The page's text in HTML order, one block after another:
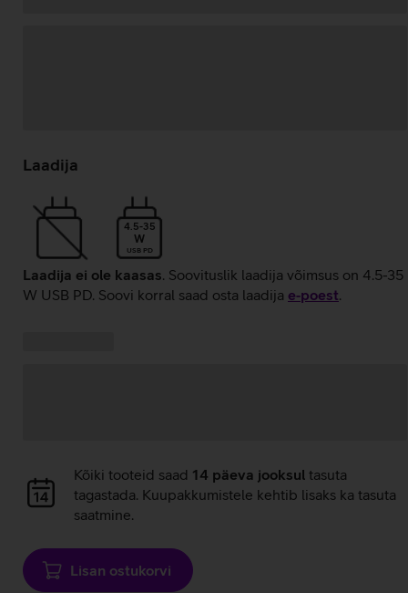
laadimine
Laadija
4.5-35
W
USB PD
Laadija ei ole kaasas. Soovituslik laadija võimsus on 4.5-35
W USB PD. Soovi korral saad osta laadija e‑poest.
Andmete
laadimine
Kõiki tooteid saad 14 päeva jooksul tasuta
tagastada. Kuupakkumistele kehtib lisaks ka tasuta
saatmine.
Lisan ostukorvi